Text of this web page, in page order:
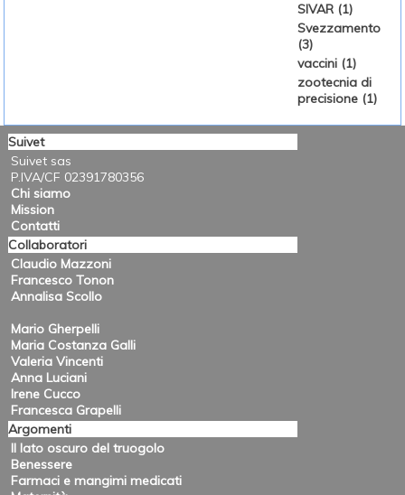
SIVAR (1)
Svezzamento
(3)
vaccini (1)
zootecnia di
precisione (1)
Suivet
Suivet sas
P.IVA/CF 02391780356
Chi siamo
Mission
Contatti
Collaboratori
Claudio Mazzoni
Francesco Tonon
Annalisa Scollo
Mario Gherpelli
Maria Costanza Galli
Valeria Vincenti
Anna Luciani
Irene Cucco
Francesca Grapelli
Argomenti
Il lato oscuro del truogolo
Benessere
Farmaci e mangimi medicati